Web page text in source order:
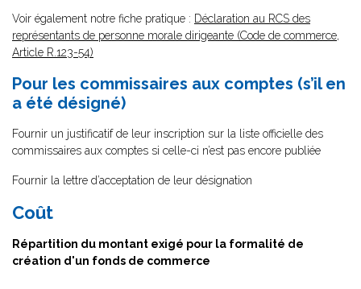
Voir également notre fiche pratique : Déclaration au RCS des
représentants de personne morale dirigeante (Code de commerce,
Article R.123-54)
Pour les commissaires aux comptes (s’il en
a été désigné)
Fournir un justificatif de leur inscription sur la liste officielle des
commissaires aux comptes si celle-ci n’est pas encore publiée
Fournir la lettre d’acceptation de leur désignation
Coût
Répartition du montant exigé pour la formalité de
création d'un fonds de commerce